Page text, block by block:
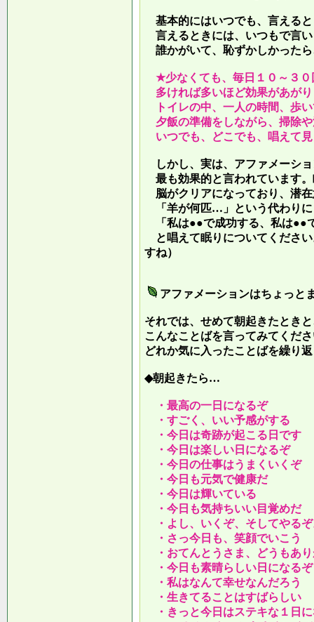
基本的にはいつでも、言える
言えるときには、いつもで言
誰かがいて、恥ずかしかった
★少なくても、毎日１０～３０
多ければ多いほど効果があが
トイレの中、一人の時間、歩
夕飯の準備をしながら、掃除
いつでも、どこでも、唱えて
しかし、実は、アファメーシ
最も効果的と言われています
脳がクリアになっており、潜
「羊が何匹…」という代わりに
「私は●●で成功する、私は●●
と唱えて眠りについてくださ
すね）
アファメーションはちょっと
それでは、せめて朝起きたとき
こんなことばを言ってみてくだ
どれか気に入ったことばを繰り
◆朝起きたら…
・最高の一日になるぞ
・すごく、いい予感がする
・今日は奇跡が起こる日です
・今日は楽しい日になるぞ
・今日の仕事はうまくいくぞ
・今日も元気で健康だ
・今日は輝いている
・今日も気持ちいい目覚めだ
・よし、いくぞ、そしてやる
・さっ今日も、笑顔でいこう
・おてんとうさま、どうもあ
・今日も素晴らしい日になるぞ
・私はなんて幸せなんだろう
・生きてることはすばらしい
・きっと今日はステキな１日